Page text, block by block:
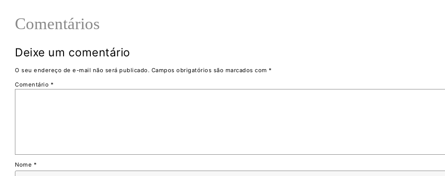
Comentários
Deixe um comentário
O seu endereço de e-mail não será publicado. Campos obrigatórios são marcados com *
Comentário *
Nome *